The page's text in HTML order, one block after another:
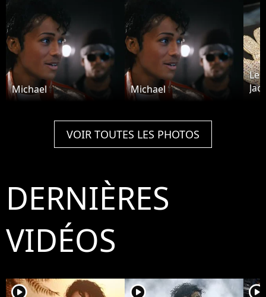
Michael Michael
Le
VOIR TOUTES LES PHOTOS
DERNIÈRES
VIDÉOS
player2 player2 player2